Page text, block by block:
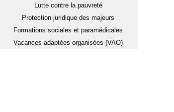
Lutte contre la pauvreté
Protection juridique des majeurs
Formations sociales et paramédicales
Vacances adaptées organisées (VAO)